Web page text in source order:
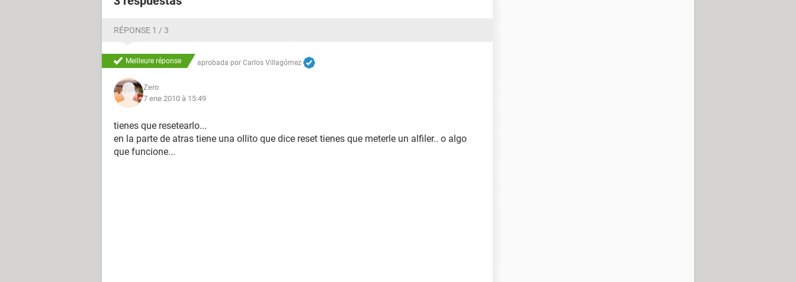
RÉPONSE 1 / 3
Meilleure réponse aprobada por Carlos Villagómez
Zero
7 ene 2010 à 15:49
tienes que resetearlo...
en la parte de atras tiene una ollito que dice reset tienes que meterle un alfiler.. o algo
que funcione...